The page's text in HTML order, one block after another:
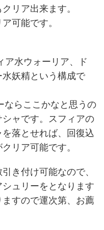
リア出来ます。
可能です。
ア水ウォーリア、ド
妖精という構成で
ならここかなと思うの
ャです。スフィアの
落とせれば、回復込
リア可能です。
き付け可能なので、
ュリーをとなります
すので運次第、お薦